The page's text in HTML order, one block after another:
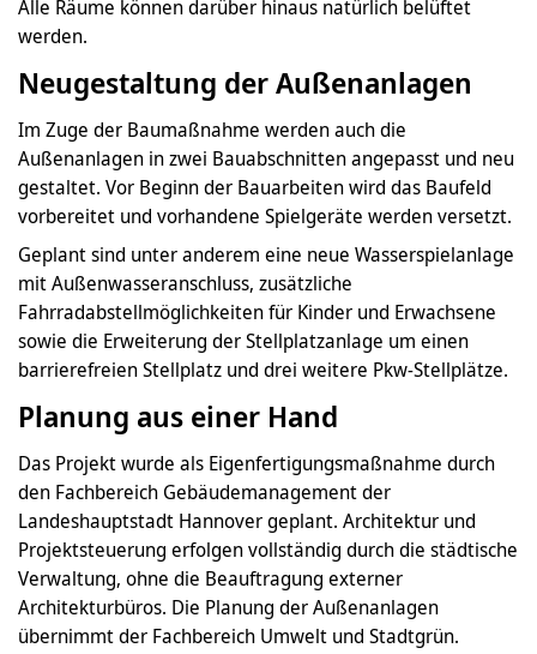
Alle Räume können darüber hinaus natürlich belüftet
werden.
Neugestaltung der Außenanlagen
Im Zuge der Baumaßnahme werden auch die
Außenanlagen in zwei Bauabschnitten angepasst und neu
gestaltet. Vor Beginn der Bauarbeiten wird das Baufeld
vorbereitet und vorhandene Spielgeräte werden versetzt.
Geplant sind unter anderem eine neue Wasserspielanlage
mit Außenwasseranschluss, zusätzliche
Fahrradabstellmöglichkeiten für Kinder und Erwachsene
sowie die Erweiterung der Stellplatzanlage um einen
barrierefreien Stellplatz und drei weitere Pkw-Stellplätze.
Planung aus einer Hand
Das Projekt wurde als Eigenfertigungsmaßnahme durch
den Fachbereich Gebäudemanagement der
Landeshauptstadt Hannover geplant. Architektur und
Projektsteuerung erfolgen vollständig durch die städtische
Verwaltung, ohne die Beauftragung externer
Architekturbüros. Die Planung der Außenanlagen
übernimmt der Fachbereich Umwelt und Stadtgrün.